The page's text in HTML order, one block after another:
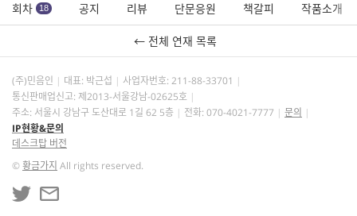
회차 18 공지 리뷰 단문응원 책갈피 작품소개
← 전체 연재 목록
(주)민음인 대표: 박근섭 사업자번호: 211-88-33701
통신판매업신고: 제2013-서울강남-02625호
주소: 서울시 강남구 도산대로 1길 62 5층
전화: 070-4021-7777
문의
IP현황&문의
데스크탑 버전
©황금가지 All rights reserved.